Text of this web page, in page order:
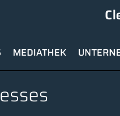
MEDIATHEK